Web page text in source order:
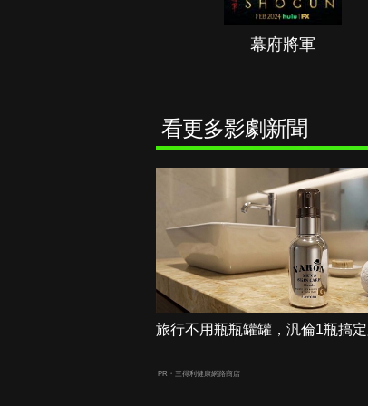
幕府將軍
看更多影劇新聞
旅行不用瓶瓶罐罐，汎倫1瓶搞定
PR・三得利健康網路商店